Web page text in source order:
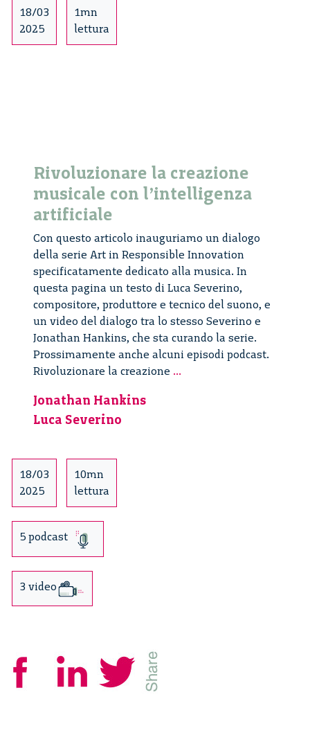
18/03
2025
1mn
lettura
Rivoluzionare la creazione
musicale con l’intelligenza
artificiale
Con questo articolo inauguriamo un dialogo
della serie Art in Responsible Innovation
specificatamente dedicato alla musica. In
questa pagina un testo di Luca Severino,
compositore, produttore e tecnico del suono, e
un video del dialogo tra lo stesso Severino e
Jonathan Hankins, che sta curando la serie.
Prossimamente anche alcuni episodi podcast.
Rivoluzionare la creazione ...
Jonathan Hankins
Luca Severino
18/03
2025
10mn
lettura
5 podcast
3 video